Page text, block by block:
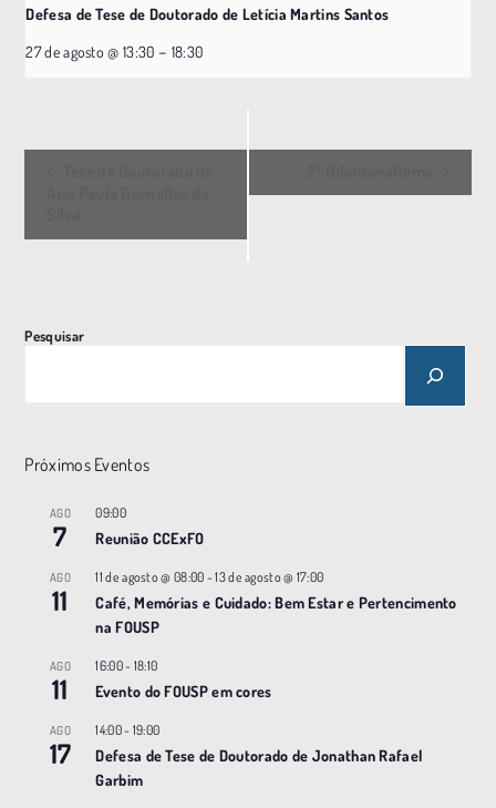
Defesa de Tese de Doutorado de Letícia Martins Santos
27 de agosto @ 13:30 – 18:30
N
g
Pesquisar
Próximos Eventos
AGO
7
09:00
Reunião CCExFO
AGO
11
11 de agosto @ 08:00 -13 de agosto @ 17:00
Café, Memórias e Cuidado: Bem Estar e Pertencimento
na FOUSP
AGO
11
16:00- 18:10
Evento do FOUSP em cores
AGO
17
14:00- 19:00
Defesa de Tese de Doutorado de Jonathan Rafael
Garbim